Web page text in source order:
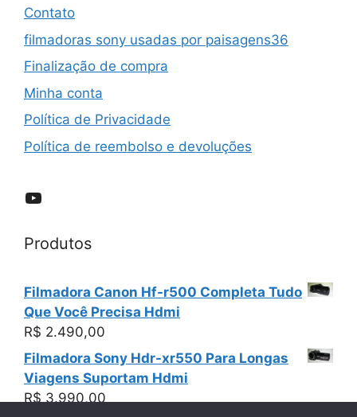
Contato
filmadoras sony usadas por paisagens36
Finalização de compra
Minha conta
Política de Privacidade
Política de reembolso e devoluções
YouTube
Produtos
Filmadora Canon Hf-r500 Completa Tudo
Que Você Precisa Hdmi
R$ 2.490,00
Filmadora Sony Hdr-xr550 Para Longas
Viagens Suportam Hdmi
R$ 3.990,00